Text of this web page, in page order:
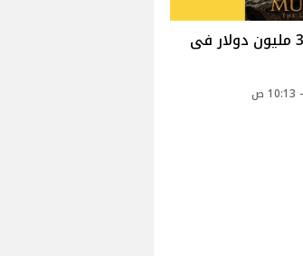
"Mufasa" يتخطى 300 مليون دولار فى